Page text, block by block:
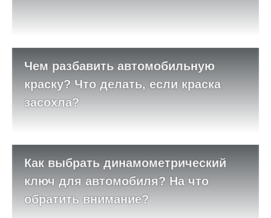
Чем разбавить автомобильную
краску? Что делать, если краска
засохла?
Как выбрать динамометрический
ключ для автомобиля? На что
обратить внимание?